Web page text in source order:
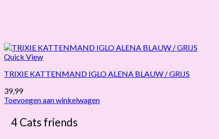
Quick View
TRIXIE KATTENMAND IGLO ALENA BLAUW / GRIJS
39,99
Toevoegen aan winkelwagen
4 Cats friends